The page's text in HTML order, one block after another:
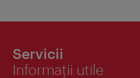
Servicii
Informaţii utile